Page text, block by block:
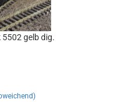
5502 gelb dig.